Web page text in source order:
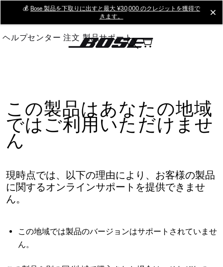
Main
💰 Bose 製品を下取りに出すと最大 ¥30,000 のクレジットを獲得で
きます。
ヘルプセンター 注文 製品サポート
この製品はあなたの地域
ではご利用いただけませ
ん
現時点では、以下の理由により、お客様の製品
に関するオンラインサポートを提供できませ
ん。
この地域では製品のバージョンはサポートされていませ
ん。